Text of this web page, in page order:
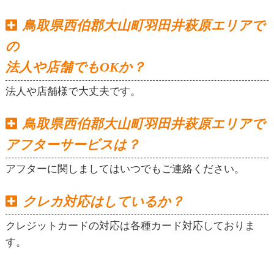
鳥取県西伯郡大山町羽田井萩原エリアで
の
法人や店舗でもOKか？
法人や店舗様で大丈夫です。
鳥取県西伯郡大山町羽田井萩原エリアで
アフターサービスは？
アフターに関しましてはいつでもご連絡ください。
クレカ対応はしているか？
クレジットカードの対応は各種カード対応しておりま
す。